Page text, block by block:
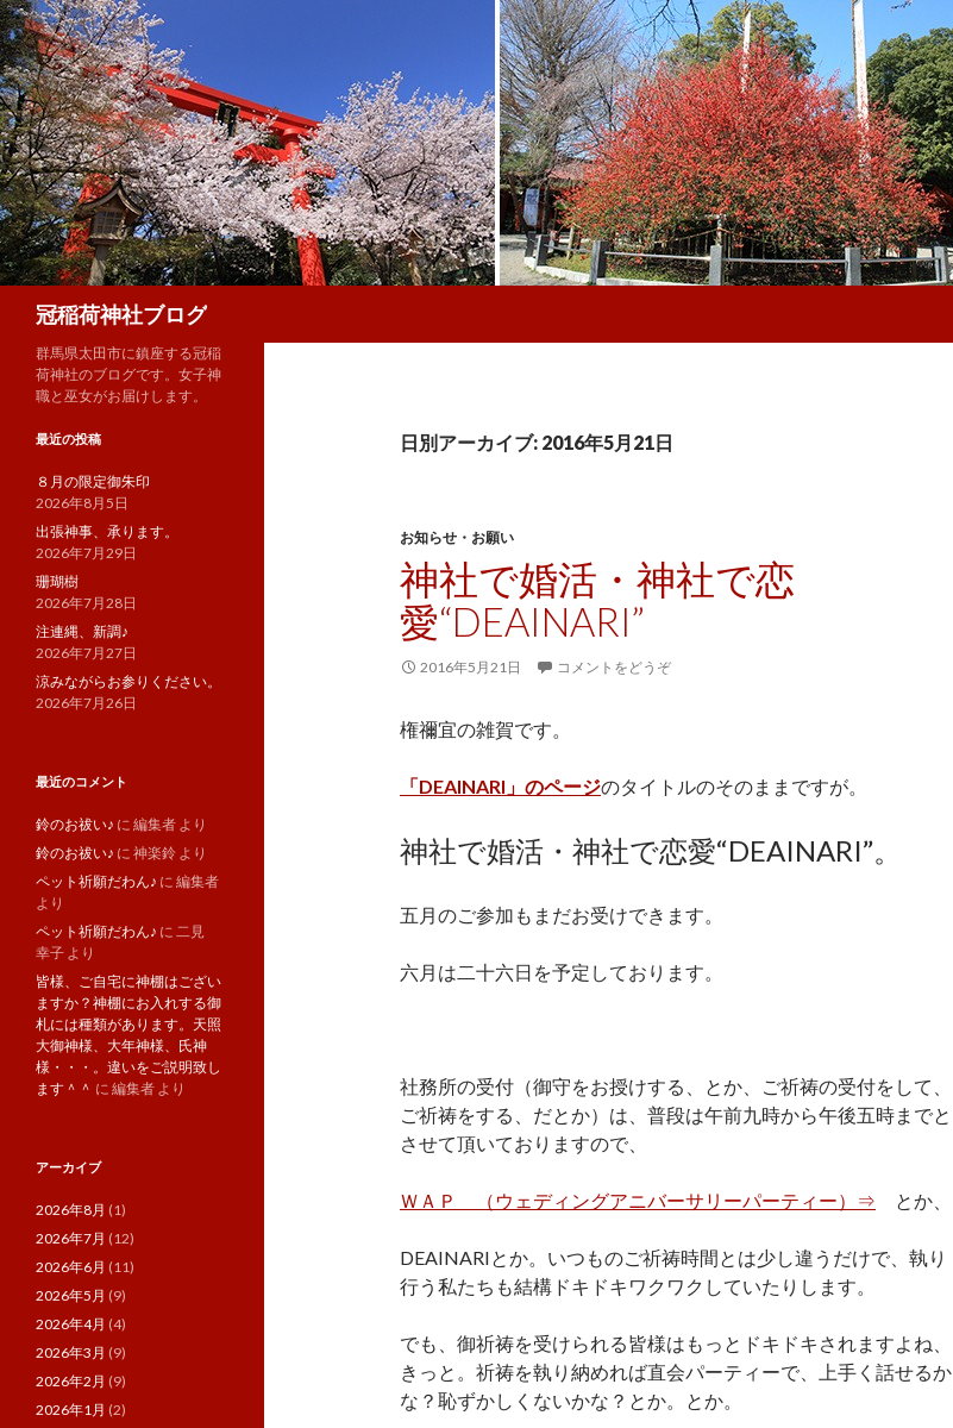
冠稲荷神社ブログ
日別アーカイブ: 2016年5月21日
お知らせ・お願い
神社で婚活・神社で恋
愛“DEAINARI”
2016年5月21日 コメントをどうぞ
権禰宜の雑賀です。
「DEAINARI」のページのタイトルのそのままですが。
神社で婚活・神社で恋愛“DEAINARI”。
五月のご参加もまだお受けできます。
六月は二十六日を予定しております。
社務所の受付（御守をお授けする、とか、ご祈祷の受付をして、
ご祈祷をする、だとか）は、普段は午前九時から午後五時までと
させて頂いておりますので、
ＷＡＰ （ウェディングアニバーサリーパーティー）⇒ とか、
DEAINARIとか。いつものご祈祷時間とは少し違うだけで、執り
行う私たちも結構ドキドキワクワクしていたりします。
でも、御祈祷を受けられる皆様はもっとドキドキされますよね、
きっと。祈祷を執り納めれば直会パーティーで、上手く話せるか
な？恥ずかしくないかな？とか。とか。
群馬県太田市に鎮座する冠稲
荷神社のブログです。女子神
職と巫女がお届けします。
最近の投稿
８月の限定御朱印
2026年8月5日
出張神事、承ります。
2026年7月29日
珊瑚樹
2026年7月28日
注連縄、新調♪
2026年7月27日
涼みながらお参りください。
2026年7月26日
最近のコメント
鈴のお祓い♪ に 編集者 より
鈴のお祓い♪ に 神楽鈴 より
ペット祈願だわん♪ に 編集者
より
ペット祈願だわん♪ に 二見
幸子 より
皆様、ご自宅に神棚はござい
ますか？神棚にお入れする御
札には種類があります。天照
大御神様、大年神様、氏神
様・・・。違いをご説明致し
ます＾＾ に 編集者 より
アーカイブ
2026年8月 (1)
2026年7月 (12)
2026年6月 (11)
2026年5月 (9)
2026年4月 (4)
2026年3月 (9)
2026年2月 (9)
2026年1月 (2)